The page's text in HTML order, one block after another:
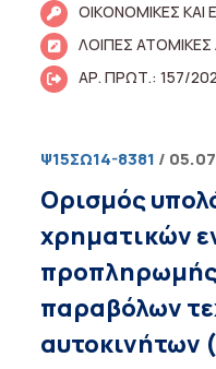
ΟΙΚΟΝΟΜΙΚΕΣ ΚΑΙ
ΛΟΙΠΕΣ ΑΤΟΜΙΚΕΣ
ΑΡ. ΠΡΩΤ.: 157/
Ψ15ΣΩ14-8381 /
Ορισμός
χρηματικών
παραβόλων